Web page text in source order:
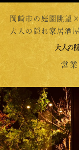
岡崎市の庭園眺望
大人の隠れ家居酒
営